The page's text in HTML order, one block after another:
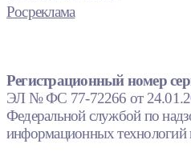
Росреклама
Регистрационный номер
ЭЛ № ФС 77-72266 от
Федеральной службой по
информационных